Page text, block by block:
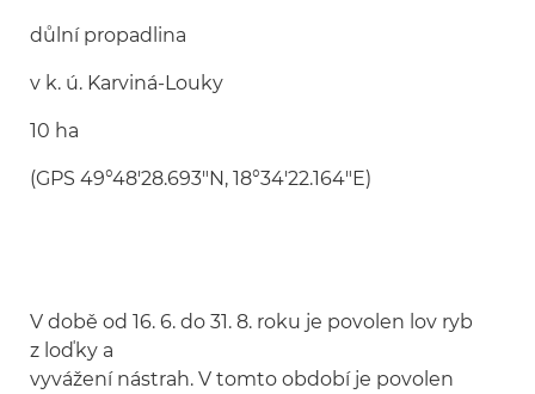
důlní propadlina
v k. ú. Karviná-Louky
10 ha
(GPS 49°48'28.693"N, 18°34'22.164"E)
V době od 16. 6. do 31. 8. roku je povolen lov ryb
z loďky a
vyvážení nástrah. V tomto období je povolen